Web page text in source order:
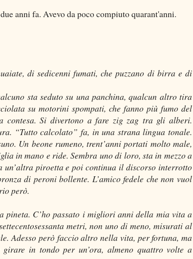
anni fa. Avevo da poco compiuto quarant'anni.
di sedicenni fumati, che puzzano di birra e di
sta seduto su una panchina, qualcun altro tira
su motorini spompati, che fanno più fumo del
contesa. Si divertono a fare zig zag tra gli alberi.
“Tutto calcolato” fa, in una strana lingua tonale.
Un beone rumeno, trent’anni portati molto male,
in mano e ride. Sembra uno di loro, sta in mezzo a
un’altra piroetta e poi continua il discorso interrotto
di peroni bollente. L’amico fedele che non vuol
però.
pineta. C’ho passato i migliori anni della mia vita a
metri, non uno di meno, misurati al
Adesso però faccio altro nella vita, per fortuna, ma
in tondo per un’ora, almeno quattro volte a